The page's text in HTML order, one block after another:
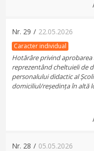
Nr. 29 / 22.05.2026
Caracter individual
Hotărâre privind
reprezentând cheltuieli de
personalului didactic al
domiciliul/reședința în altă
Nr. 28 / 05.05.2026